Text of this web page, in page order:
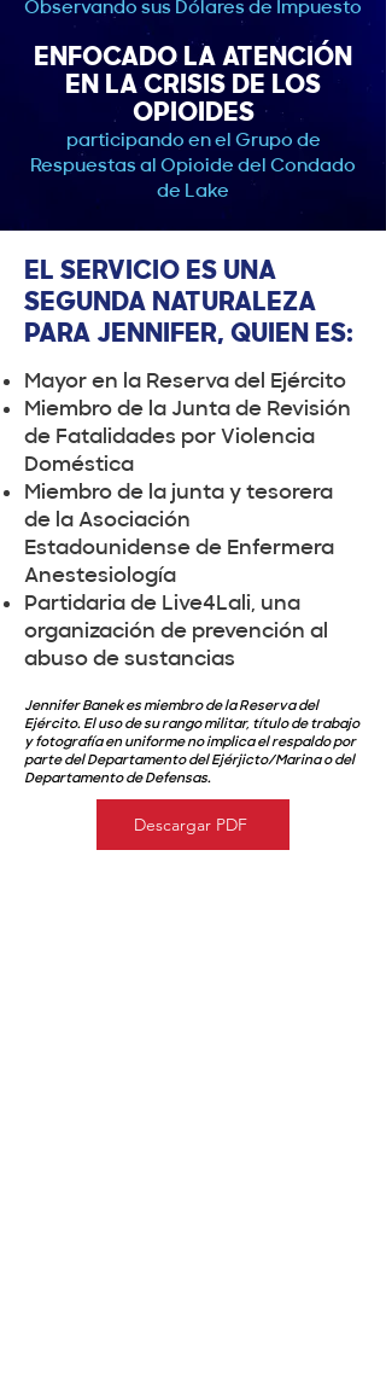
Observando sus Dólares de Impuesto
ENFOCADO LA ATENCIÓN
EN LA CRISIS DE LOS
OPIOIDES
participando en el Grupo de
Respuestas al Opioide del Condado
de Lake
EL SERVICIO ES UNA
SEGUNDA NATURALEZA
PARA JENNIFER, QUIEN ES:
Mayor en la Reserva del Ejército
Miembro de la Junta de Revisión
de Fatalidades por Violencia
Doméstica
Miembro de la junta y tesorera
de la Asociación
Estadounidense de Enfermera
Anestesiología
Partidaria de Live4Lali, una
organización de prevención al
abuso de sustancias
Jennifer Banek es miembro de la Reserva del
Ejército. El uso de su rango militar, título de trabajo
y fotografía en uniforme no implica el respaldo por
parte del Departamento del Ejérjicto/Marina o del
Departamento de Defensas.
Descargar PDF